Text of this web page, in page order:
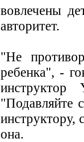
вовлечены
авторитет.
"Не
ребенка", -
инструктор
"Подавляйте
инструктору,
она.